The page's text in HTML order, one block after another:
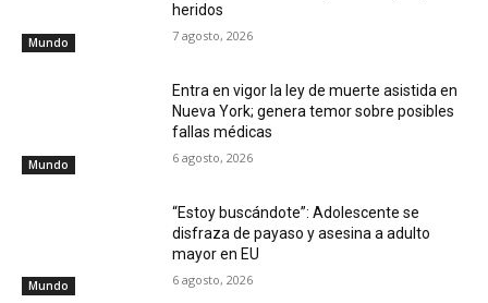
Mundo
heridos
7 agosto, 2026
Mundo
Entra en vigor la ley de muerte asistida en
Nueva York; genera temor sobre posibles
fallas médicas
6 agosto, 2026
Mundo
“Estoy buscándote”: Adolescente se
disfraza de payaso y asesina a adulto
mayor en EU
6 agosto, 2026